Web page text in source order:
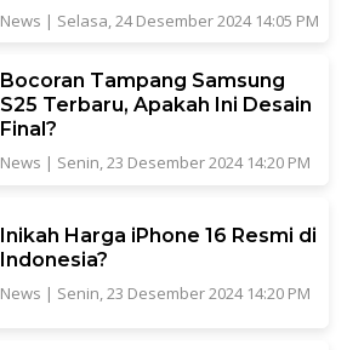
News | Selasa, 24 Desember 2024 14:05 PM
Bocoran Tampang Samsung
S25 Terbaru, Apakah Ini Desain
Final?
News | Senin, 23 Desember 2024 14:20 PM
Inikah Harga iPhone 16 Resmi di
Indonesia?
News | Senin, 23 Desember 2024 14:20 PM